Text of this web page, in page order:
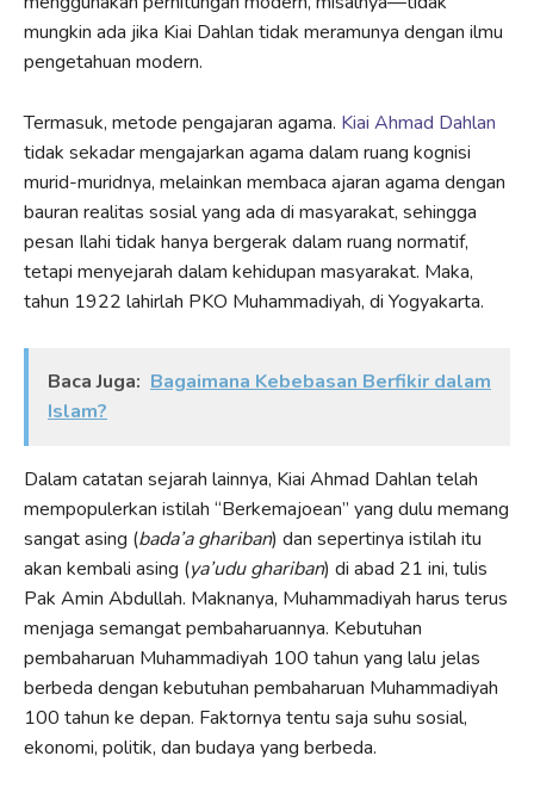
mungkin ada jika Kiai Dahlan tidak meramunya dengan ilmu
pengetahuan modern.
Termasuk, metode pengajaran agama. Kiai Ahmad Dahlan
tidak sekadar mengajarkan agama dalam ruang kognisi
murid-muridnya, melainkan membaca ajaran agama dengan
bauran realitas sosial yang ada di masyarakat, sehingga
pesan Ilahi tidak hanya bergerak dalam ruang normatif,
tetapi menyejarah dalam kehidupan masyarakat. Maka,
tahun 1922 lahirlah PKO Muhammadiyah, di Yogyakarta.
Baca Juga: Bagaimana Kebebasan Berfikir dalam
Islam?
Dalam catatan sejarah lainnya, Kiai Ahmad Dahlan telah
mempopulerkan istilah “Berkemajoean” yang dulu memang
sangat asing (bada’a ghariban) dan sepertinya istilah itu
akan kembali asing (ya’udu ghariban) di abad 21 ini, tulis
Pak Amin Abdullah. Maknanya, Muhammadiyah harus terus
menjaga semangat pembaharuannya. Kebutuhan
pembaharuan Muhammadiyah 100 tahun yang lalu jelas
berbeda dengan kebutuhan pembaharuan Muhammadiyah
100 tahun ke depan. Faktornya tentu saja suhu sosial,
ekonomi, politik, dan budaya yang berbeda.